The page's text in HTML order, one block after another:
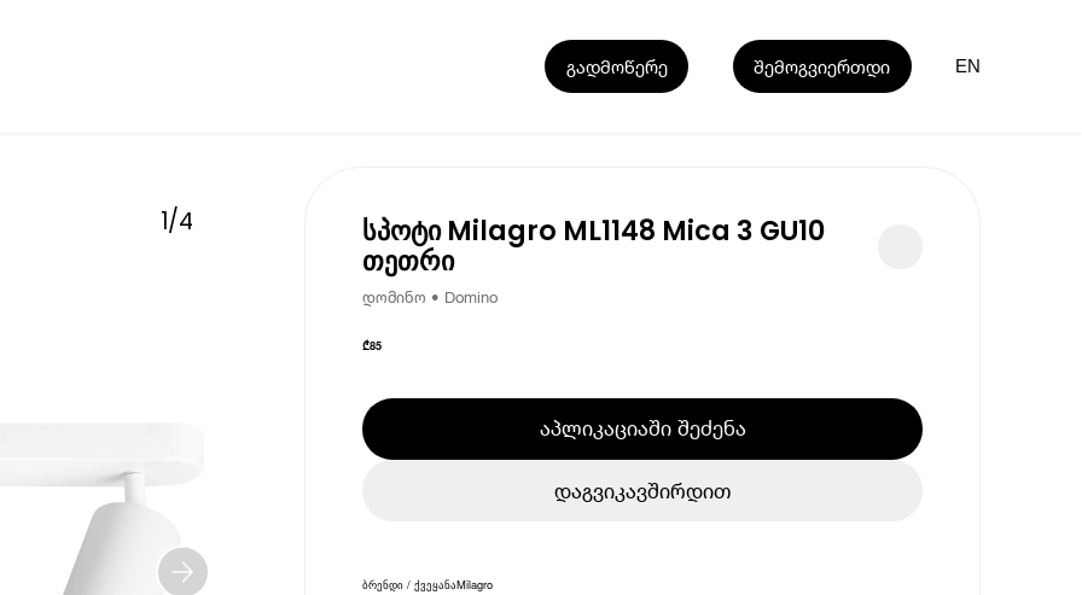
გადმოწერე შემოგვიერთდი EN
1/4 სპოტი Milagro ML1148 Mica 3 GU10
თეთრი
დომინო • Domino
₾85
აპლიკაციაში შეძენა
დაგვიკავშირდით
ბრენდი / ქვეყანაMilagro